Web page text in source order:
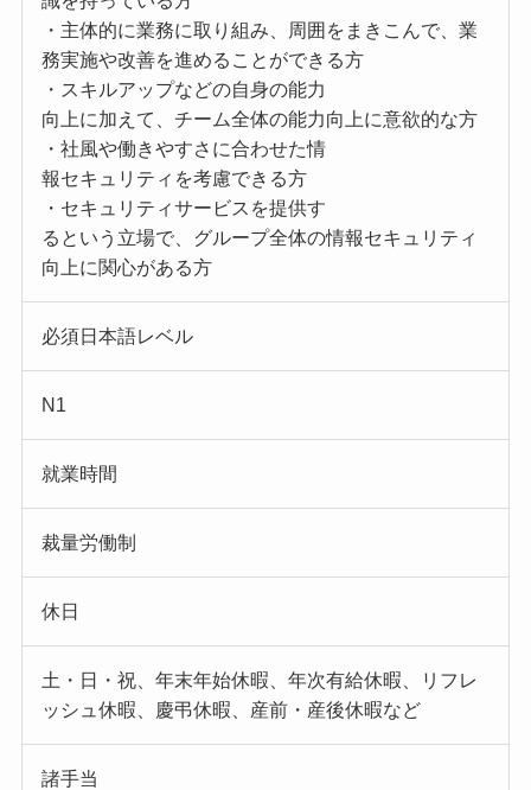
・主体的に業務に取り組み、周囲をまきこんで、業
務実施や改善を進めることができる方
・スキルアップなどの自身の能力
向上に加えて、チーム全体の能力向上に意欲的な方
・社風や働きやすさに合わせた情
報セキュリティを考慮できる方
・セキュリティサービスを提供す
るという立場で、グループ全体の情報セキュリティ
向上に関心がある方
必須日本語レベル
N1
就業時間
裁量労働制
休日
土・日・祝、年末年始休暇、年次有給休暇、リフレ
ッシュ休暇、慶弔休暇、産前・産後休暇など
諸手当